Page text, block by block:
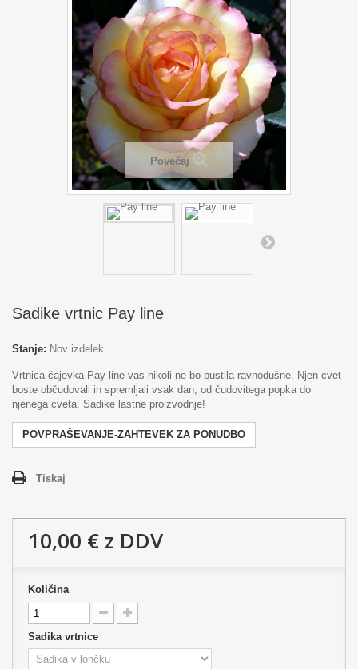
Povečaj
Sadike vrtnic Pay line
Stanje: Nov izdelek
Vrtnica čajevka Pay line vas nikoli ne bo pustila ravnodušne. Njen cvet
boste občudovali in spremljali vsak dan; od čudovitega popka do
njenega cveta. Sadike lastne proizvodnje!
POVPRAŠEVANJE-ZAHTEVEK ZA PONUDBO
Tiskaj
10,00 € z DDV
Količina
Sadika vrtnice